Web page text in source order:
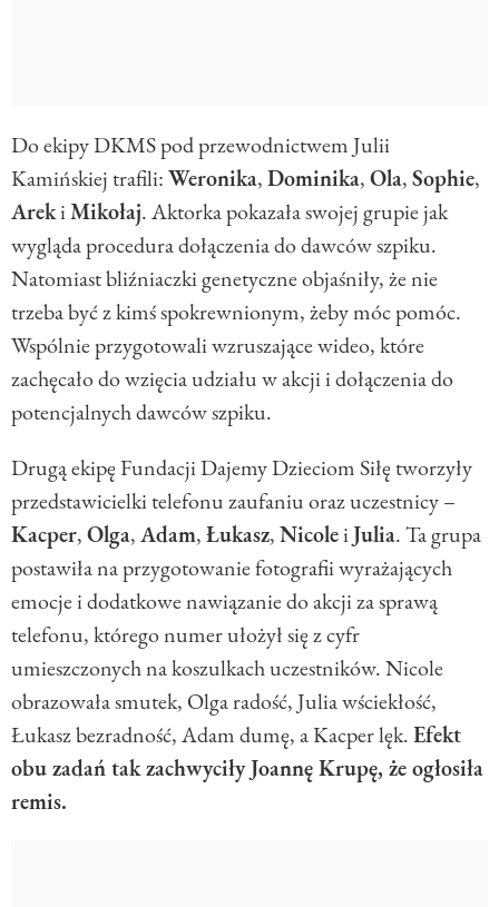
Do ekipy DKMS pod przewodnictwem Julii
Kamińskiej trafili:Weronika,Dominika,Ola,Sophie,
ArekiMikołaj. Aktorka pokazała swojej grupie jak
wygląda procedura dołączenia do dawców szpiku.
Natomiast bliźniaczki genetyczne objaśniły, że nie
trzeba być z kimś spokrewnionym, żeby móc pomóc.
Wspólnie przygotowali wzruszające wideo, które
zachęcało do wzięcia udziału w akcji i dołączenia do
potencjalnych dawców szpiku.
Drugą ekipę Fundacji Dajemy Dzieciom Siłę tworzyły
przedstawicielki telefonu zaufaniu oraz uczestnicy –
Kacper,Olga,Adam,Łukasz,NicoleiJulia. Ta grupa
postawiła na przygotowanie fotografii wyrażających
emocje i dodatkowe nawiązanie do akcji za sprawą
telefonu, którego numer ułożył się z cyfr
umieszczonych na koszulkach uczestników. Nicole
obrazowała smutek, Olga radość, Julia wściekłość,
Łukasz bezradność, Adam dumę, a Kacper lęk.Efekt
obu zadań tak zachwyciły Joannę Krupę, że ogłosiła
remis.